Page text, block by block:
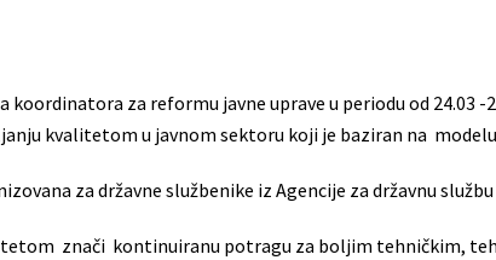
koordinatora za reformu javne uprave u periodu od 24.03 -
kvalitetom u javnom sektoru koji je baziran na
za državne službenike iz Agencije za državnu
znači kontinuiranu potragu za boljim tehničkim,